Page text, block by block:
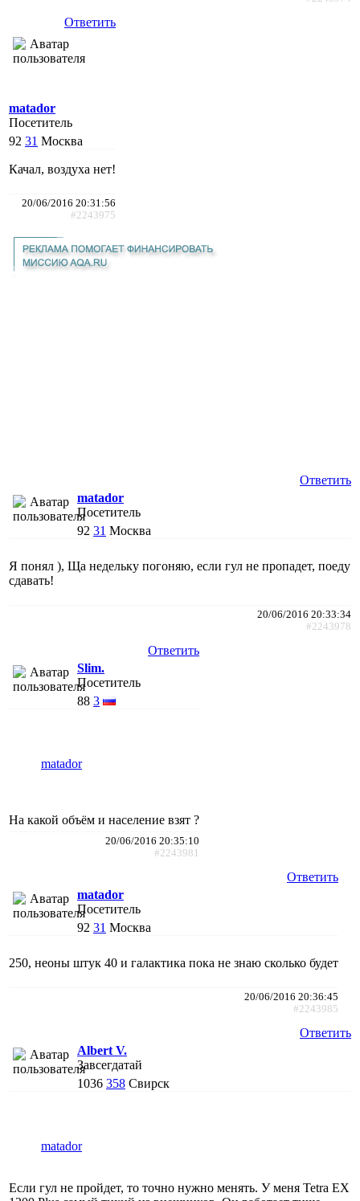
Ответить
matador
Посетитель
92 31 Москва
Качал, воздуха нет!
20/06/2016 20:31:56
#2243975
Ответить
matador
Посетитель
92 31 Москва
Я понял ), Ща недельку погоняю, если гул не пропадет, поеду
сдавать!
20/06/2016 20:33:34
#2243978
Ответить
Slim.
Посетитель
88 3
matador
На какой объём и население взят ?
20/06/2016 20:35:10
#2243981
Ответить
matador
Посетитель
92 31 Москва
250, неоны штук 40 и галактика пока не знаю сколько будет
20/06/2016 20:36:45
#2243985
Ответить
Albert V.
Завсегдатай
1036 358 Свирск
matador
Если гул не пройдет, то точно нужно менять. У меня Tetra EX